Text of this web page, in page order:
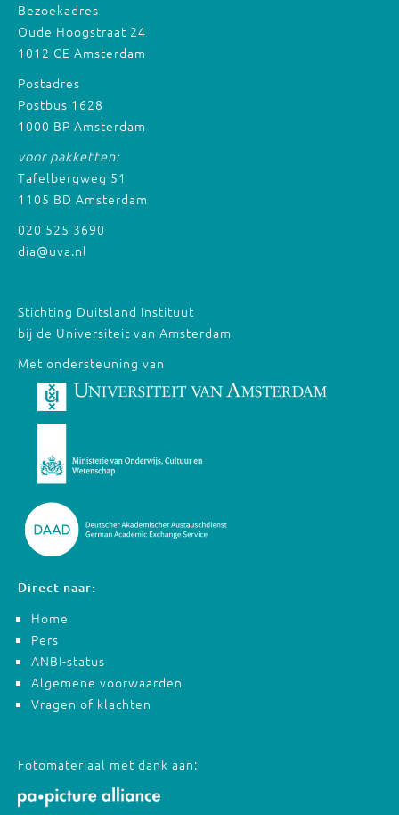
Bezoekadres
Oude Hoogstraat 24
1012 CE Amsterdam
Postadres
Postbus 1628
1000 BP Amsterdam
voor pakketten:
Tafelbergweg 51
1105 BD Amsterdam
020 525 3690
dia@uva.nl
Stichting Duitsland Instituut
bij de Universiteit van Amsterdam
Met ondersteuning van
Direct naar:
Home
Pers
ANBI-status
Algemene voorwaarden
Vragen of klachten
Fotomateriaal met dank aan: